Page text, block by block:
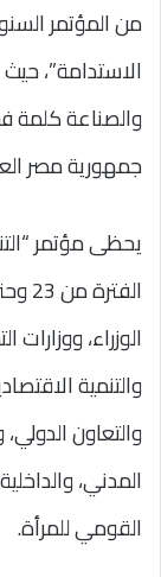
من المؤتمر
الاستدامة”،
والصناعة كلمة
جمهورية مصر
يحظى مؤتمر
الوزراء، ووزارات
والتنمية
والتعاون
المدني،
القومي للمرأة.